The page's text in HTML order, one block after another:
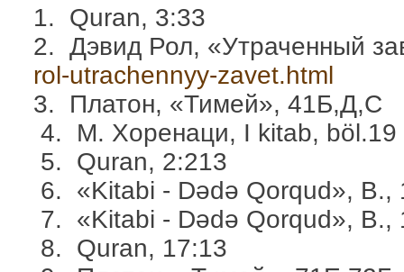
1. Quran, 3:33
2. Дэвид Рол, «Утраченный
rol-utrachennyy-zavet.html
3. Платон, «Тимей», 41Б,Д,С
4. М. Хоренаци, I kitab, böl.19
5. Quran, 2:213
6. «Kitabi - Dədə Qorqud», B.,
7. «Kitabi - Dədə Qorqud», B.,
8. Quran, 17:13